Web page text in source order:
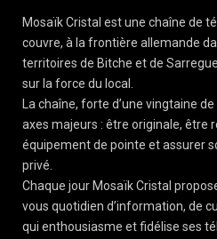
Mosaïk Cristal est une chaîne de
couvre, à la frontière allemande
territoires de Bitche et de
sur la force du local.
La chaîne, forte d’une vingtaine
axes majeurs : être originale, être
équipement de pointe et assurer
privé.
Chaque jour Mosaïk Cristal
vous quotidien d’information, de
qui enthousiasme et fidélise ses